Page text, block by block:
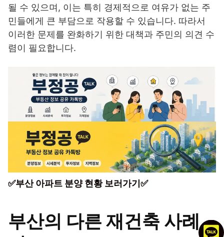
될 수 있으며, 이는 특히 경제적으로 여유가 없는 주
민들에게 큰 부담으로 작용할 수 있습니다. 따라서
이러한 문제를 완화하기 위한 대책과 주민의 의견 수
렴이 필요합니다.
✅부산 아파트 분양 현황 보러가기✅
부산의 다른 재건축 사례